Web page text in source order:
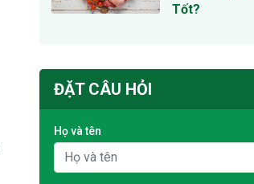
Tốt?
ĐẶT CÂU HỎI
Họ và tên